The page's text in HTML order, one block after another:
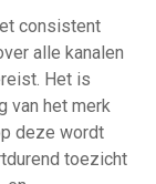
consistent
alle kanalen
Het is
van het merk
deze wordt
toezicht